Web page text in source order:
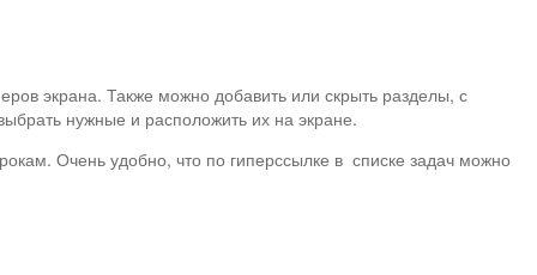
экрана. Также можно добавить или скрыть разделы, с
нужные и расположить их на экране.
Очень удобно, что по гиперссылке в списке задач можно